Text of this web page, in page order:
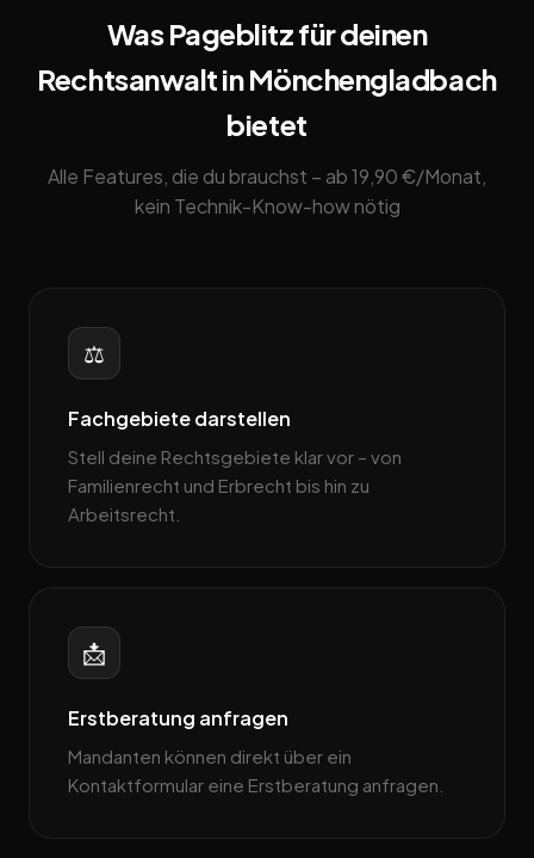
Was Pageblitz für deinen
Rechtsanwalt in Mönchengladbach
bietet
Alle Features, die du brauchst – ab 19,90 €/Monat,
kein Technik-Know-how nötig
⚖️
Fachgebiete darstellen
Stell deine Rechtsgebiete klar vor – von
Familienrecht und Erbrecht bis hin zu
Arbeitsrecht.
📩
Erstberatung anfragen
Mandanten können direkt über ein
Kontaktformular eine Erstberatung anfragen.